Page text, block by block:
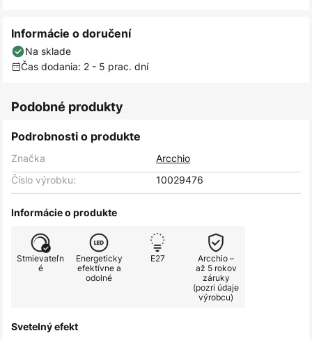
Informácie o doručení
Na sklade
Čas dodania: 2 - 5 prac. dní
Podobné produkty
Podrobnosti o produkte
Značka
Arcchio
Číslo výrobku:
10029476
Informácie o produkte
Stmievateľn
é
Energeticky
efektívne a
odolné
E27
Arcchio –
až 5 rokov
záruky
(pozri údaje
výrobcu)
Svetelný efekt